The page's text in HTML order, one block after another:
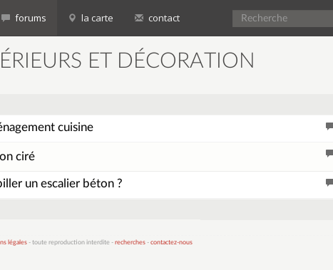
forums la carte contact
ET DÉCORATION
cuisine
ciré
un escalier béton ?
légales - toute reproduction interdite - recherches - contactez-nous